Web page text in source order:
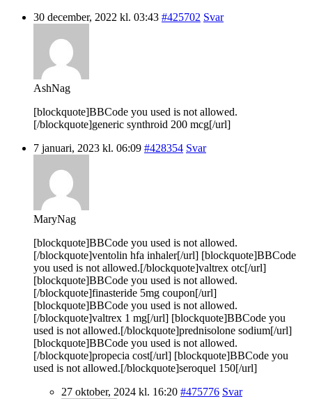
30 december, 2022 kl. 03:43 #425702 Svar
AshNag
[blockquote]BBCode you used is not allowed.
[/blockquote]generic synthroid 200 mcg[/url]
7 januari, 2023 kl. 06:09 #428354 Svar
MaryNag
[blockquote]BBCode you used is not allowed.
[/blockquote]ventolin hfa inhaler[/url] [blockquote]BBCode
you used is not allowed.[/blockquote]valtrex otc[/url]
[blockquote]BBCode you used is not allowed.
[/blockquote]finasteride 5mg coupon[/url]
[blockquote]BBCode you used is not allowed.
[/blockquote]valtrex 1 mg[/url] [blockquote]BBCode you
used is not allowed.[/blockquote]prednisolone sodium[/url]
[blockquote]BBCode you used is not allowed.
[/blockquote]propecia cost[/url] [blockquote]BBCode you
used is not allowed.[/blockquote]seroquel 150[/url]
27 oktober, 2024 kl. 16:20 #475776 Svar